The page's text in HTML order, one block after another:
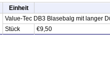
Einheit
Value-Tec DB3 Blasebalg mit langer
Stück
€9,50